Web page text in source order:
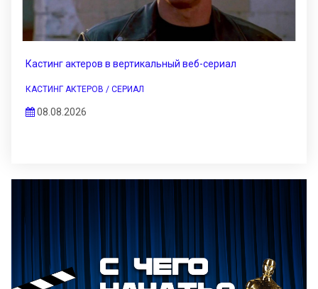
Кастинг актеров в вертикальный веб-сериал
КАСТИНГ АКТЕРОВ / СЕРИАЛ
08.08.2026